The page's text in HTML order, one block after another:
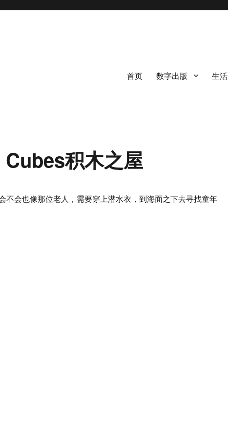
首页 数字出版 生活
积木之屋
不会也像那位老人，需要穿上潜水衣，到海面之下去寻找童年